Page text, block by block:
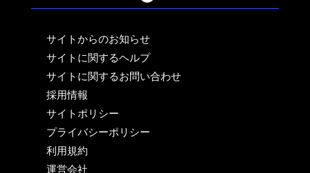
サイトからのお知らせ
サイトに関するヘルプ
サイトに関するお問い合わせ
採用情報
サイトポリシー
プライバシーポリシー
利用規約
運営会社